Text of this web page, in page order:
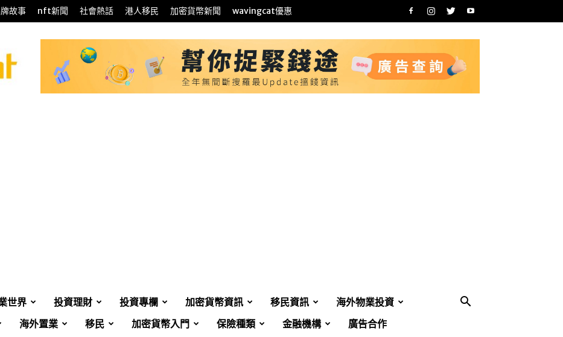
故事 nft新聞 社會熱話 港人移民 加密貨幣新聞 wavingcat優惠
世界 投資理財 投資專欄 加密貨幣資訊 移民資訊
海外物業投資
海外置業 移民 加密貨幣入門 保險種類 金融機構 廣告合作